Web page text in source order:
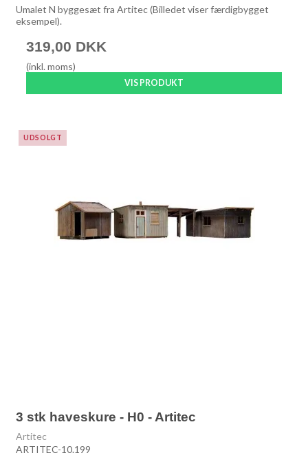
Umalet N byggesæt fra Artitec (Billedet viser færdigbygget
eksempel).
319,00 DKK
(inkl. moms)
VIS PRODUKT
UDSOLGT
3 stk haveskure - H0 - Artitec
Artitec
ARTITEC-10.199